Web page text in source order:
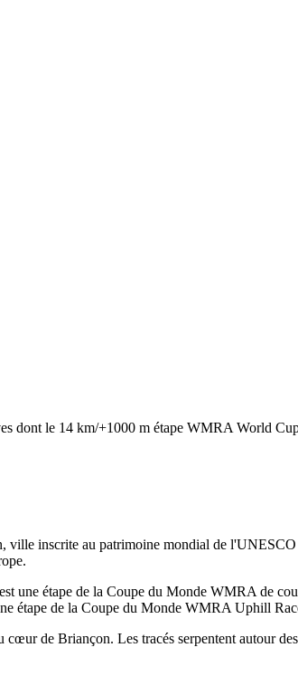
dont le 14 km/+1000 m étape WMRA World
inscrite au patrimoine mondial de
est une étape de la Coupe du Monde WMRA de
étape de la Coupe du Monde WMRA Uphill
cœur de Briançon. Les tracés serpentent autour